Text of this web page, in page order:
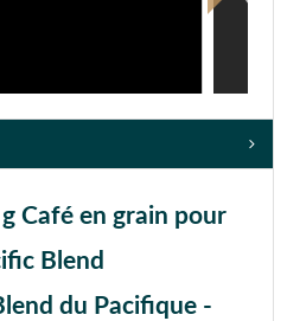
Café en grain pour
Blend
du Pacifique -